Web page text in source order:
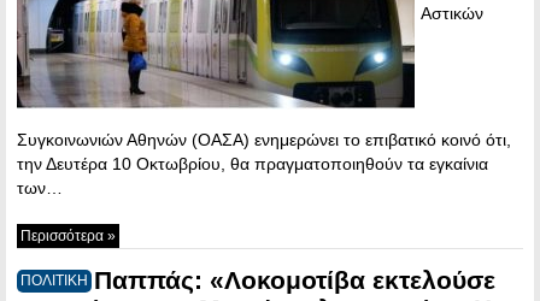
Αστικών
Συγκοινωνιών Αθηνών (ΟΑΣΑ) ενημερώνει το επιβατικό κοινό ότι,
την Δευτέρα 10 Οκτωβρίου, θα πραγματοποιηθούν τα εγκαίνια
των…
Περισσότερα »
ΠΟΛΙΤΙΚΗ Παππάς: «Λοκομοτίβα εκτελούσε